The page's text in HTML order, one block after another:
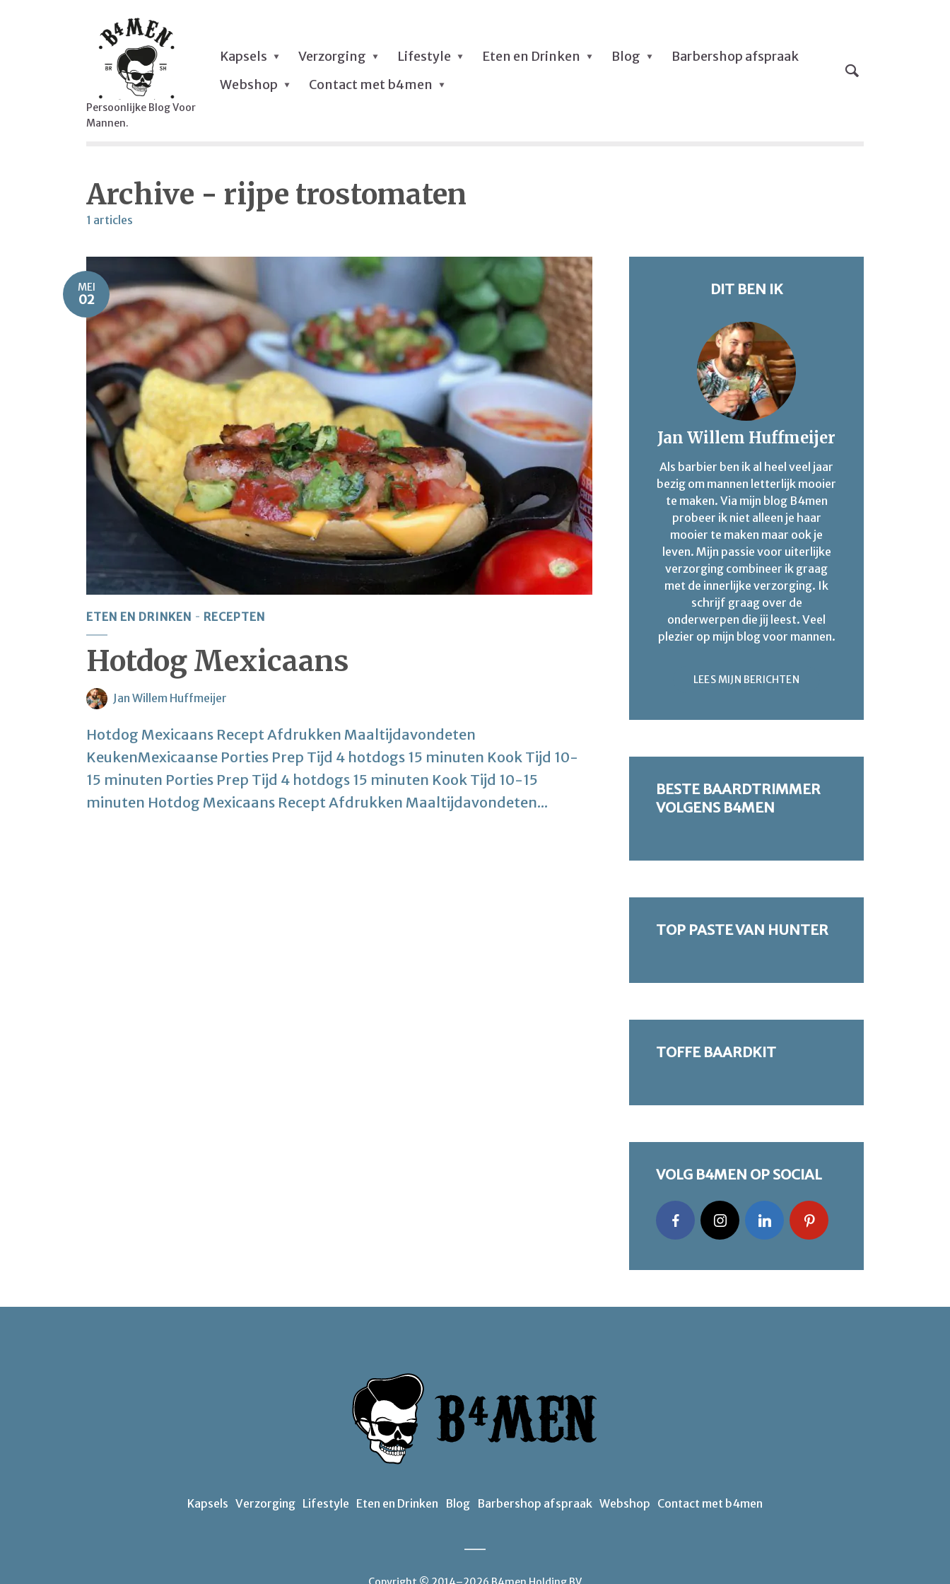
Persoonlijke Blog Voor
Mannen.
Kapsels Verzorging Lifestyle Eten en Drinken Blog
Barbershop afspraak
Webshop
Contact met b4men
Archive - rijpe trostomaten
1 articles
MEI
02
ETEN EN DRINKEN RECEPTEN
Hotdog Mexicaans
Jan Willem Huffmeijer
Hotdog Mexicaans Recept Afdrukken Maaltijdavondeten
KeukenMexicaanse Porties Prep Tijd 4 hotdogs 15 minuten Kook Tijd 10-
15 minuten Porties Prep Tijd 4 hotdogs 15 minuten Kook Tijd 10-15
minuten Hotdog Mexicaans Recept Afdrukken Maaltijdavondeten...
DIT BEN IK
Jan Willem Huffmeijer
Als barbier ben ik al heel veel jaar
bezig om mannen letterlijk mooier
te maken. Via mijn blog B4men
probeer ik niet alleen je haar
mooier te maken maar ook je
leven. Mijn passie voor uiterlijke
verzorging combineer ik graag
met de innerlijke verzorging. Ik
schrijf graag over de
onderwerpen die jij leest. Veel
plezier op mijn blog voor mannen.
LEES MIJN BERICHTEN
BESTE BAARDTRIMMER
VOLGENS B4MEN
TOP PASTE VAN HUNTER
TOFFE BAARDKIT
VOLG B4MEN OP SOCIAL
Kapsels Verzorging Lifestyle Eten en Drinken Blog Barbershop afspraak Webshop Contact met b4men